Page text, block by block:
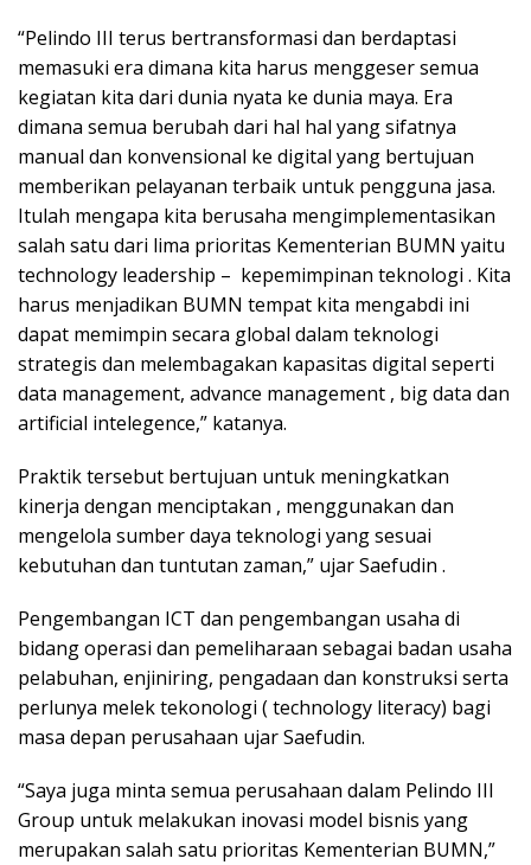
“Pelindo III terus bertransformasi dan berdaptasi
memasuki era dimana kita harus menggeser semua
kegiatan kita dari dunia nyata ke dunia maya. Era
dimana semua berubah dari hal hal yang sifatnya
manual dan konvensional ke digital yang bertujuan
memberikan pelayanan terbaik untuk pengguna jasa.
Itulah mengapa kita berusaha mengimplementasikan
salah satu dari lima prioritas Kementerian BUMN yaitu
technology leadership – kepemimpinan teknologi . Kita
harus menjadikan BUMN tempat kita mengabdi ini
dapat memimpin secara global dalam teknologi
strategis dan melembagakan kapasitas digital seperti
data management, advance management , big data dan
artificial intelegence,” katanya.
Praktik tersebut bertujuan untuk meningkatkan
kinerja dengan menciptakan , menggunakan dan
mengelola sumber daya teknologi yang sesuai
kebutuhan dan tuntutan zaman,” ujar Saefudin .
Pengembangan ICT dan pengembangan usaha di
bidang operasi dan pemeliharaan sebagai badan usaha
pelabuhan, enjiniring, pengadaan dan konstruksi serta
perlunya melek tekonologi ( technology literacy) bagi
masa depan perusahaan ujar Saefudin.
“Saya juga minta semua perusahaan dalam Pelindo III
Group untuk melakukan inovasi model bisnis yang
merupakan salah satu prioritas Kementerian BUMN,”